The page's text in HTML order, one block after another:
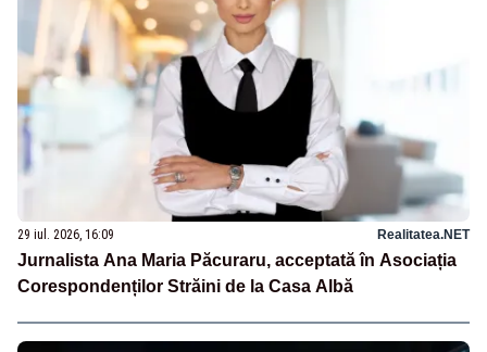
29 iul. 2026, 16:09 Realitatea.NET
Jurnalista Ana Maria Păcuraru, acceptată în Asociația
Corespondenților Străini de la Casa Albă